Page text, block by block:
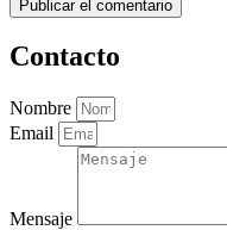
Contacto
Nombre
Email
Mensaje